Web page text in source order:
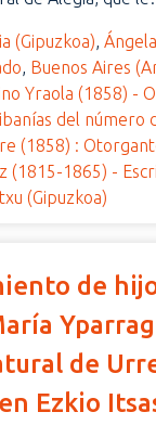
(Gipuzkoa),
, Buenos Aires
Yraola (1858) -
del número
(1858) :
(1815-1865) -
(Gipuzkoa)
de
de
Ezkio